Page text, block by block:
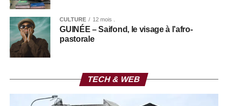
CULTURE 12 mois .
GUINÉE – Saifond, le visage à l’afro-
pastorale
TECH & WEB